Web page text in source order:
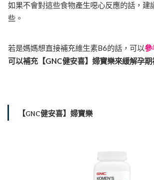
如果不會對這些食物產生噁心反應的話，建
些。
若是媽媽想直接補充維生素B6的話，可以參
可以補充【GNC健安喜】婦寶樂來緩解孕
【GNC健安喜】婦寶樂